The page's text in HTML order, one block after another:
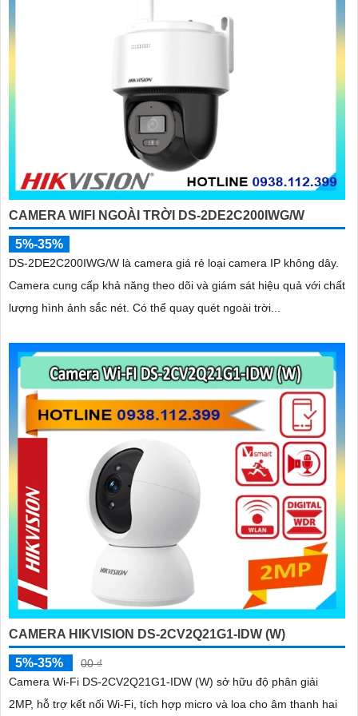
CAMERA WIFI NGOÀI TRỜI DS-2DE2C200IWG/W
5%-35%
DS-2DE2C200IWG/W là camera giá rẻ loại camera IP không dây.
Camera cung cấp khả năng theo dõi và giám sát hiệu quả với chất
lượng hình ảnh sắc nét. Có thể quay quét ngoài trời...
CAMERA HIKVISION DS-2CV2Q21G1-IDW (W)
5%-35%
00 ₫
Camera Wi-Fi DS-2CV2Q21G1-IDW (W) sở hữu độ phân giải
2MP, hỗ trợ kết nối Wi-Fi, tích hợp micro và loa cho âm thanh hai